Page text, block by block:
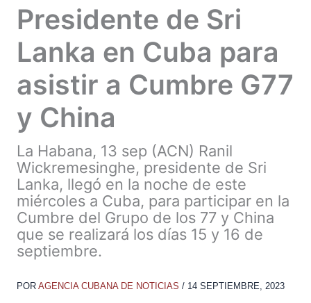
Presidente de Sri
Lanka en Cuba para
asistir a Cumbre G77
y China
La Habana, 13 sep (ACN) Ranil
Wickremesinghe, presidente de Sri
Lanka, llegó en la noche de este
miércoles a Cuba, para participar en la
Cumbre del Grupo de los 77 y China
que se realizará los días 15 y 16 de
septiembre.
POR AGENCIA CUBANA DE NOTICIAS / 14 SEPTIEMBRE, 2023